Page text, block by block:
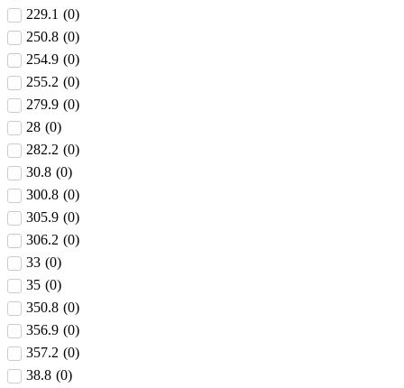
229.1 (0)
250.8 (0)
254.9 (0)
255.2 (0)
279.9 (0)
28 (0)
282.2 (0)
30.8 (0)
300.8 (0)
305.9 (0)
306.2 (0)
33 (0)
35 (0)
350.8 (0)
356.9 (0)
357.2 (0)
38.8 (0)